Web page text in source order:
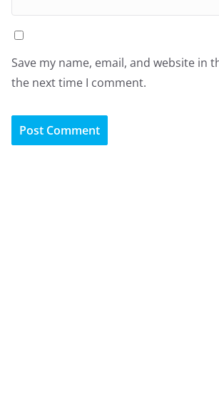
Save my name, email, and website in
the next time I comment.